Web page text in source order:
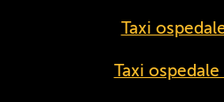
Taxi
Taxi ospedale